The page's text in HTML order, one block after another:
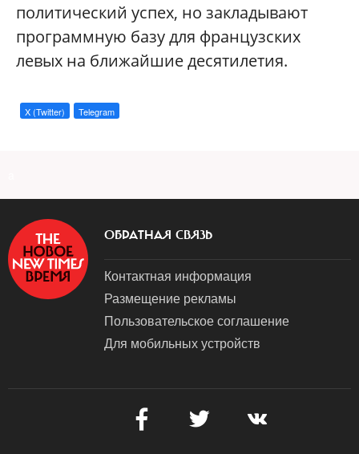
политический успех, но закладывают
программную базу для французских
левых на ближайшие десятилетия.
X (Twitter) Telegram
ОБРАТНАЯ СВЯЗЬ
Контактная информация
Размещение рекламы
Пользовательское соглашение
Для мобильных устройств